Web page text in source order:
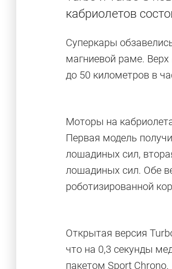
кабриолетов
Суперкары
магниевой раме.
до 50 километров в
Моторы на
Первая модель
лошадиных сил,
лошадиных сил. Обе
роботизированной
Открытая версия
что на 0,3 секунды
пакетом Sport